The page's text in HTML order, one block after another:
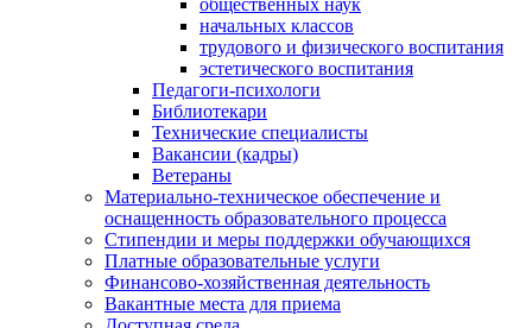
начальных классов
трудового и физического воспитания
эстетического воспитания
Педагоги-психологи
Библиотекари
Технические специалисты
Вакансии (кадры)
Ветераны
Материально-техническое обеспечение и
оснащенность образовательного процесса
Стипендии и меры поддержки обучающихся
Платные образовательные услуги
Финансово-хозяйственная деятельность
Вакантные места для приема